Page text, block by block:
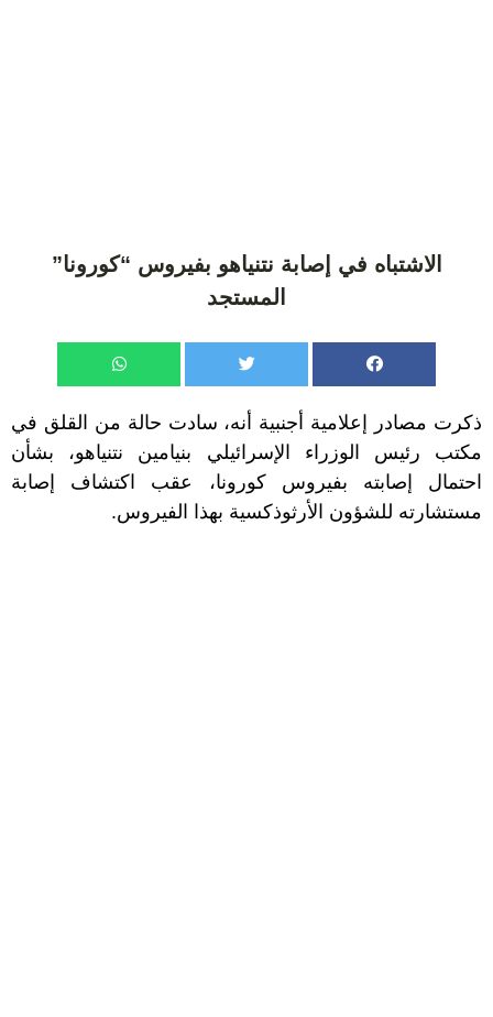
الاشتباه في إصابة نتنياهو بفيروس “كورونا”
المستجد
ذكرت مصادر إعلامية أجنبية أنه، سادت حالة من القلق في
مكتب رئيس الوزراء الإسرائيلي بنيامين نتنياهو، بشأن
احتمال إصابته بفيروس كورونا، عقب اكتشاف إصابة
مستشارته للشؤون الأرثوذكسية بهذا الفيروس.